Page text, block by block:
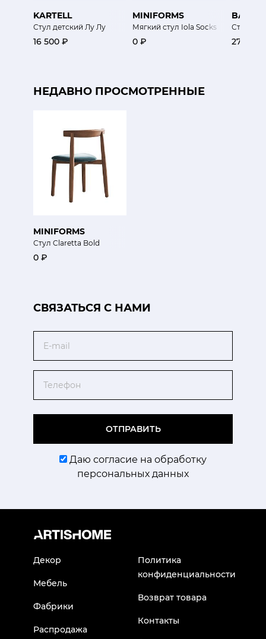
KARTELL
Стул детский Лу Лу
16 500 ₽
MINIFORMS
Мягкий стул Iola Socks
0 ₽
BAXTER
Стул
270
НЕДАВНО ПРОСМОТРЕННЫЕ
MINIFORMS
Стул Claretta Bold
0 ₽
CВЯЗАТЬСЯ С НАМИ
ОТПРАВИТЬ
Даю согласие на обработку
персональных данных
Декор
Мебель
Фабрики
Распродажа
Политика
конфиденциальности
Возврат товара
Контакты